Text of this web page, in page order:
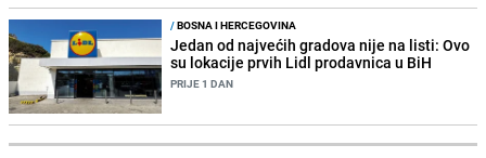
/BOSNA I HERCEGOVINA
Jedan od najvećih gradova nije na listi: Ovo
su lokacije prvih Lidl prodavnica u BiH
PRIJE 1 DAN